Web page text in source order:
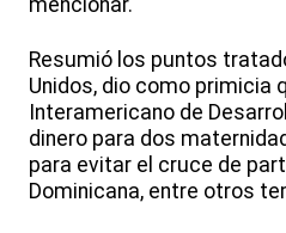
mencionar.
Resumió los puntos
Unidos, dio como primicia
Interamericano de
dinero para dos
para evitar el cruce de
Dominicana, entre otros